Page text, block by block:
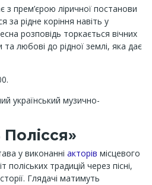
з прем’єрою ліричної постанови
рідне коріння навіть у
розповідь торкається вічних
любові до рідної землі, яка дає
український музично-
Полісся»
у виконанні акторів місцевого
поліських традицій через пісні,
Глядачі матимуть